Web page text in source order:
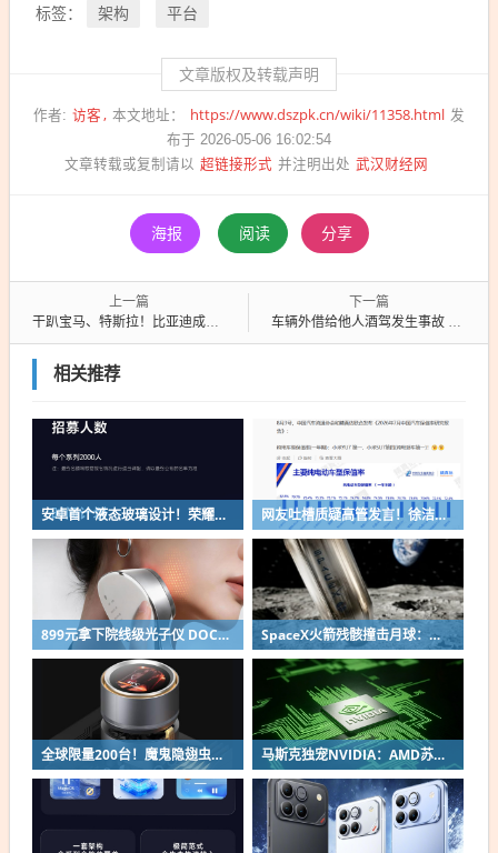
标签： 架构 平台
文章版权及转载声明
作者: 访客 本文地址： https://www.dszpk.cn/wiki/11358.html 发
布于 2026-05-06 16:02:54
文章转载或复制请以 超链接形式 并注明出处 武汉财经网
海报 阅读 分享
上一篇
干趴宝马、特斯拉！比亚迪成英国最大电动汽车品牌
下一篇
车辆外借给他人酒驾发生事故 车主该不该担责 最高法解释
相关推荐
安卓首个液态玻璃设计！荣耀MagicOS 11内测招募开启：17款机型首批升级 网友吐槽质疑高管发言！徐洁云回应“孩go”言论争议：是小米用户宠物名
899元拿下院线级光子仪 DOCO童颜超光炮小米有品众筹上线 SpaceX火箭残骸撞击月球：留下直径约30米巨坑
全球限量200台！魔鬼隐翅虫欧米伽L36 Ultra液冷预售：可动冷头售2999元 马斯克独宠NVIDIA：AMD苏姿丰淡定回应